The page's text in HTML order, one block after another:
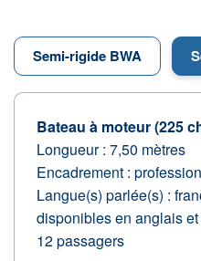
Semi-rigide BWA
Bateau à moteur (225
Longueur : 7,50 mètres
Encadrement :
Langue(s) parlée(s) :
disponibles en anglais
12 passagers